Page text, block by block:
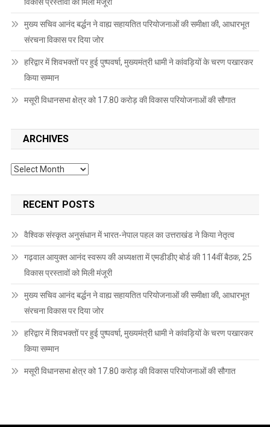
मुख्य सचिव आनंद बर्द्धन ने वाह्य सहायतित परियोजनाओं की समीक्षा की, आधारभूत
संरचना विकास पर दिया जोर
हरिद्वार में शिवभक्तों पर हुई पुष्पवर्षा, मुख्यमंत्री धामी ने कांवड़ियों के चरण पखारकर
किया सम्मान
मसूरी विधानसभा क्षेत्र को 17.80 करोड़ की विकास परियोजनाओं की सौगात
ARCHIVES
Archives
RECENT POSTS
वैश्विक संस्कृत अनुसंधान में भारत-नेपाल पहल का उत्तराखंड ने किया नेतृत्व
गढ़वाल आयुक्त आनंद स्वरूप की अध्यक्षता में एमडीडीए बोर्ड की 114वीं बैठक, 25
विकास प्रस्तावों को मिली मंजूरी
मुख्य सचिव आनंद बर्द्धन ने वाह्य सहायतित परियोजनाओं की समीक्षा की, आधारभूत
संरचना विकास पर दिया जोर
हरिद्वार में शिवभक्तों पर हुई पुष्पवर्षा, मुख्यमंत्री धामी ने कांवड़ियों के चरण पखारकर
किया सम्मान
मसूरी विधानसभा क्षेत्र को 17.80 करोड़ की विकास परियोजनाओं की सौगात